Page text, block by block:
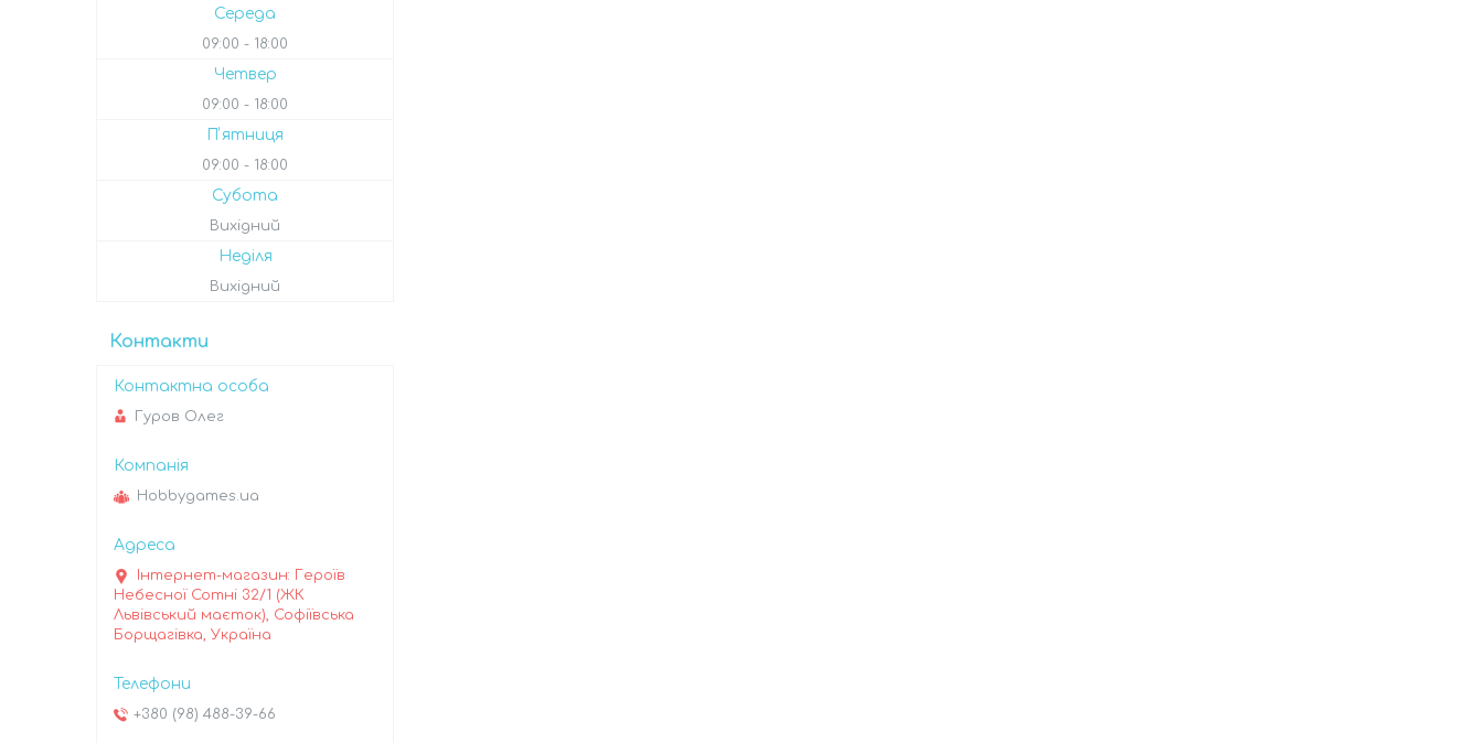
Середа
09:00 18:00
Четвер
09:00 18:00
Пʼятниця
09:00 18:00
Субота
Вихідний
Неділя
Вихідний
Контакти
Гуров Олег
Hobbygames.ua
Інтернет-магазин: Героїв
Небесної Сотні 32/1 (ЖК
Львівський маєток), Софіївська
Борщагівка, Україна
+380 (98) 488-39-66